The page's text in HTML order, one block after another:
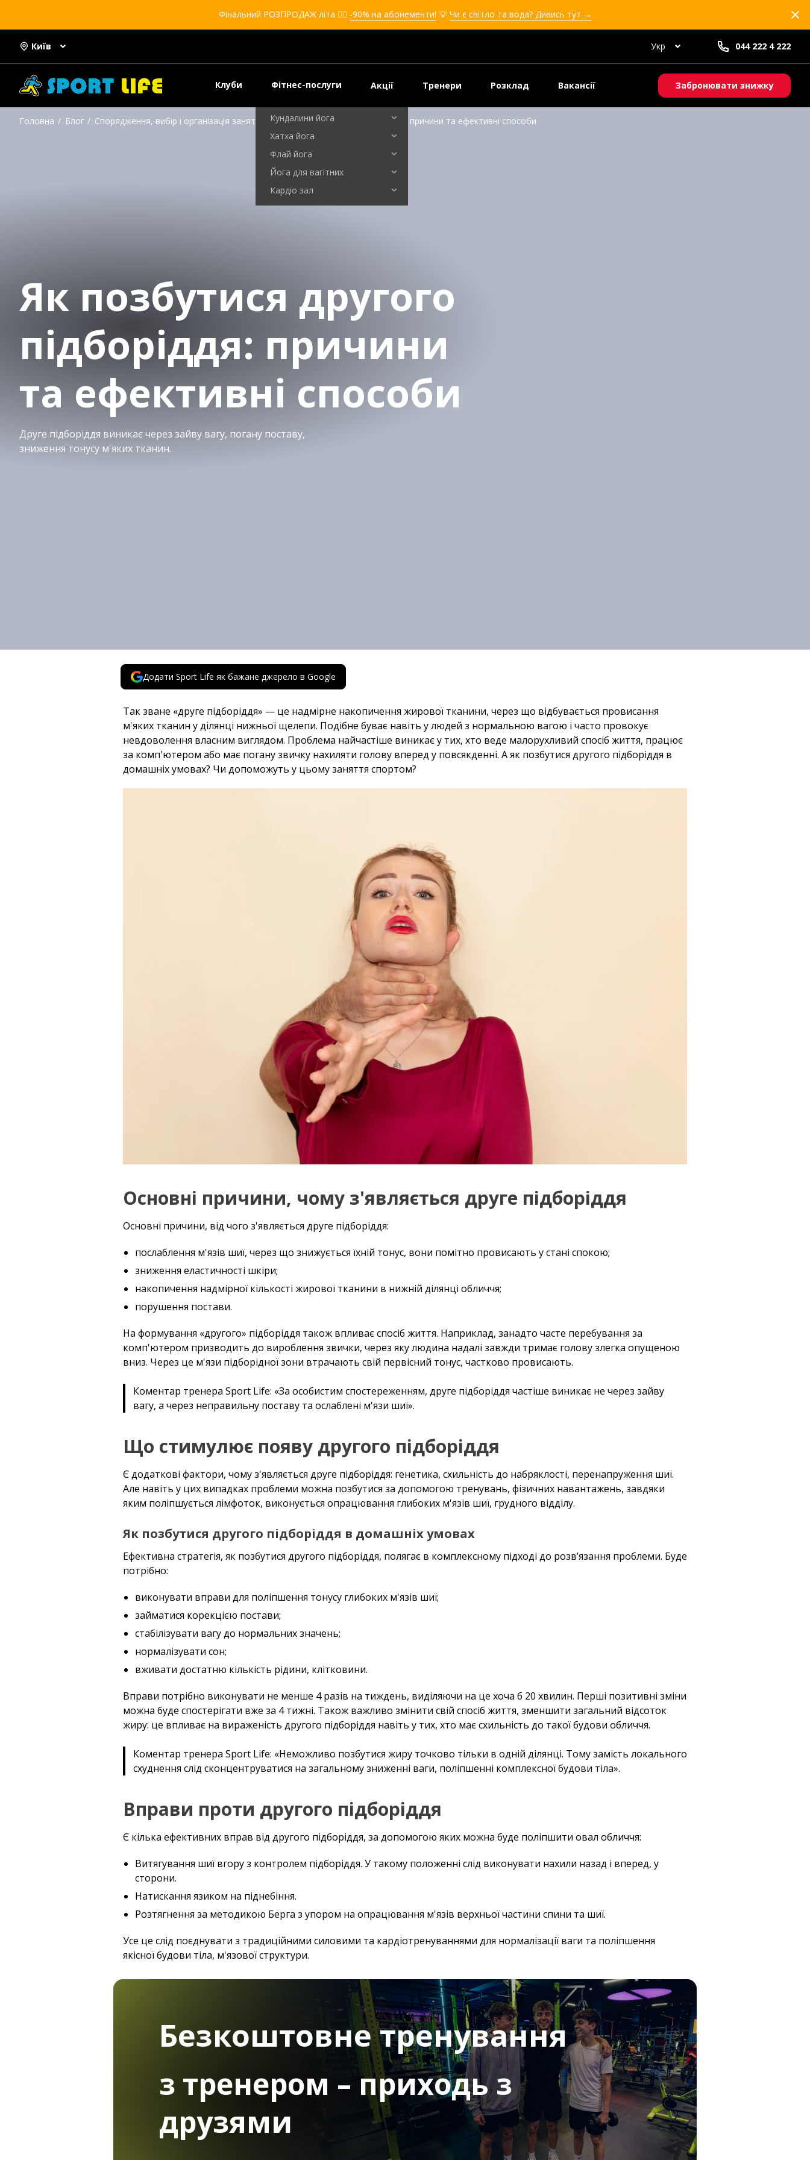
Фінальний РОЗПРОДАЖ літа ❤️‍🔥 -90% на абонементи! 💡 Чи є світло та вода? Дивись тут →
Київ Укр 044 222 4 222
Клуби Фітнес-послуги
Кікбоксинг для дівчат
Кікбоксинг для дітей
Самооборона для дівчат
Самооборона для дітей
Кундалини йога
Хатха йога
Флай йога
Йога для вагітних
Кардіо зал
Акції Тренери Розклад Вакансії Забронювати знижку
Головна Блог Спорядження, вибір і організація занять Як позбутися другого підборіддя: причини та ефективні способи
Як позбутися другого
підборіддя: причини
та ефективні способи
Друге підборіддя виникає через зайву вагу, погану поставу,
зниження тонусу м'яких тканин.
Додати Sport Life як бажане джерело в Google
Так зване «друге підборіддя» — це надмірне накопичення жирової тканини, через що відбувається провисання
м'яких тканин у ділянці нижньої щелепи. Подібне буває навіть у людей з нормальною вагою і часто провокує
невдоволення власним виглядом. Проблема найчастіше виникає у тих, хто веде малорухливий спосіб життя, працює
за комп'ютером або має погану звичку нахиляти голову вперед у повсякденні. А як позбутися другого підборіддя в
домашніх умовах? Чи допоможуть у цьому заняття спортом?
Основні причини, чому з'являється друге підборіддя
Основні причини, від чого з'являється друге підборіддя:
послаблення м'язів шиї, через що знижується їхній тонус, вони помітно провисають у стані спокою;
зниження еластичності шкіри;
накопичення надмірної кількості жирової тканини в нижній ділянці обличчя;
порушення постави.
На формування «другого» підборіддя також впливає спосіб життя. Наприклад, занадто часте перебування за
комп'ютером призводить до вироблення звички, через яку людина надалі завжди тримає голову злегка опущеною
вниз. Через це м'язи підборідної зони втрачають свій первісний тонус, частково провисають.
Коментар тренера Sport Life: «За особистим спостереженням, друге підборіддя частіше виникає не через зайву
вагу, а через неправильну поставу та ослаблені м'язи шиї».
Що стимулює появу другого підборіддя
Є додаткові фактори, чому з'являється друге підборіддя: генетика, схильність до набряклості, перенапруження шиї.
Але навіть у цих випадках проблеми можна позбутися за допомогою тренувань, фізичних навантажень, завдяки
яким поліпшується лімфоток, виконується опрацювання глибоких м'язів шиї, грудного відділу.
Як позбутися другого підборіддя в домашніх умовах
Ефективна стратегія, як позбутися другого підборіддя, полягає в комплексному підході до розв’язання проблеми. Буде
потрібно:
виконувати вправи для поліпшення тонусу глибоких м'язів шиї;
займатися корекцією постави;
стабілізувати вагу до нормальних значень;
нормалізувати сон;
вживати достатню кількість рідини, клітковини.
Вправи потрібно виконувати не менше 4 разів на тиждень, виділяючи на це хоча б 20 хвилин. Перші позитивні зміни
можна буде спостерігати вже за 4 тижні. Також важливо змінити свій спосіб життя, зменшити загальний відсоток
жиру: це впливає на вираженість другого підборіддя навіть у тих, хто має схильність до такої будови обличчя.
Коментар тренера Sport Life: «Неможливо позбутися жиру точково тільки в одній ділянці. Тому замість локального
схуднення слід сконцентруватися на загальному зниженні ваги, поліпшенні комплексної будови тіла».
Вправи проти другого підборіддя
Є кілька ефективних вправ від другого підборіддя, за допомогою яких можна буде поліпшити овал обличчя:
Витягування шиї вгору з контролем підборіддя. У такому положенні слід виконувати нахили назад і вперед, у
сторони.
Натискання язиком на піднебіння.
Розтягнення за методикою Берга з упором на опрацювання м'язів верхньої частини спини та шиї.
Усе це слід поєднувати з традиційними силовими та кардіотренуваннями для нормалізації ваги та поліпшення
якісної будови тіла, м'язової структури.
Безкоштовне тренування
з тренером – приходь з
друзями